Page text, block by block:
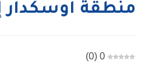
منطقة
0
(
0
)